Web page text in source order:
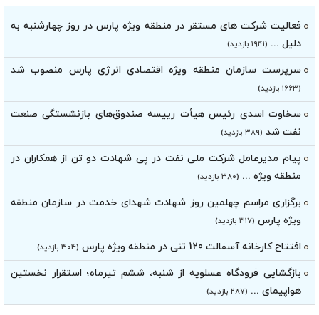
فعالیت شرکت های مستقر در منطقه ویژه پارس در روز چهارشنبه به
دلیل ...
سرپرست سازمان منطقه ویژه اقتصادی انرژی پارس منصوب شد
سخاوت اسدی رئیس هیأت‌ رییسه صندوق‌های بازنشستگی صنعت
نفت شد (۳۸۹ بازدید)
پیام مدیرعامل شرکت ملی نفت در پی شهادت دو تن از همکاران در
منطقه ویژه ...
برگزاری مراسم چهلمین روز شهادت شهدای خدمت در سازمان منطقه
ویژه پارس (۳۱۷ بازدید)
افتتاح کارخانه آسفالت 120 تنی در منطقه ویژه پارس (۳۰۴ بازدید)
بازگشایی فرودگاه عسلویه از شنبه، ششم تیرماه؛ استقرار نخستین
هواپیمای ...